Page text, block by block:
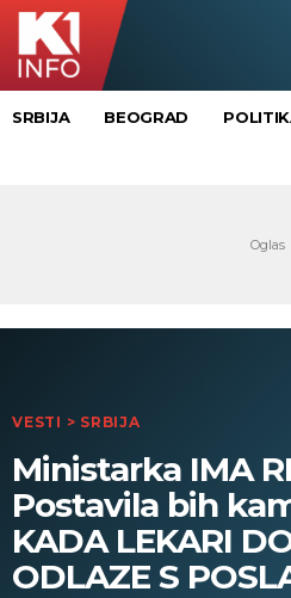
SRBIJA BEOGRAD
VESTI > SRBIJA
Ministarka IMA
Postavila bih
KADA LEKARI
ODLAZE S